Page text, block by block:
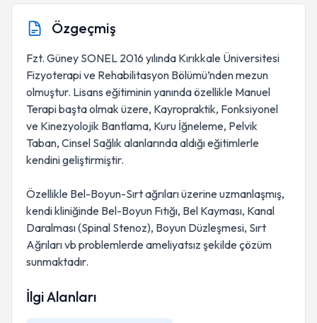
Özgeçmiş
Fzt. Güney SONEL 2016 yılında Kırıkkale Üniversitesi
Fizyoterapi ve Rehabilitasyon Bölümü’nden mezun
olmuştur. Lisans eğitiminin yanında özellikle Manuel
Terapi başta olmak üzere, Kayropraktik, Fonksiyonel
ve Kinezyolojik Bantlama, Kuru İğneleme, Pelvik
Taban, Cinsel Sağlık alanlarında aldığı eğitimlerle
kendini geliştirmiştir.
Özellikle Bel-Boyun-Sırt ağrıları üzerine uzmanlaşmış,
kendi kliniğinde Bel-Boyun Fıtığı, Bel Kayması, Kanal
Daralması (Spinal Stenoz), Boyun Düzleşmesi, Sırt
Ağrıları vb problemlerde ameliyatsız şekilde çözüm
sunmaktadır.
İlgi Alanları